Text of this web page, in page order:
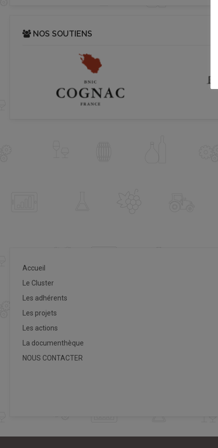
NOS SOUTIENS
Accueil
Le Cluster
Les adhérents
Les projets
Les actions
La documenthèque
NOUS CONTACTER